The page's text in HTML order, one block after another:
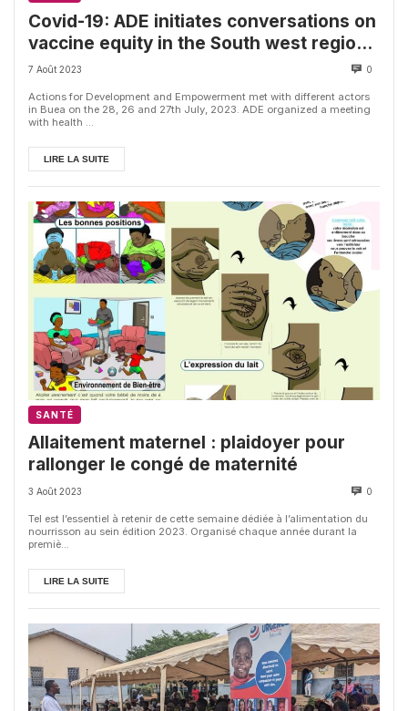
Covid-19: ADE initiates conversations on
vaccine equity in the South west region
of Cameroon
7 Août 2023 0
Actions for Development and Empowerment met with different actors
in Buea on the 28, 26 and 27th July, 2023. ADE organized a meeting
with health ...
LIRE LA SUITE
SANTÉ
Allaitement maternel : plaidoyer pour
rallonger le congé de maternité
3 Août 2023 0
Tel est l’essentiel à retenir de cette semaine dédiée à l’alimentation du
nourrisson au sein édition 2023. Organisé chaque année durant la
premiè...
LIRE LA SUITE